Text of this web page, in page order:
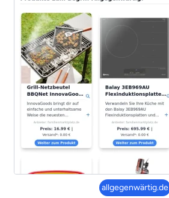
allgegenwärtig.de